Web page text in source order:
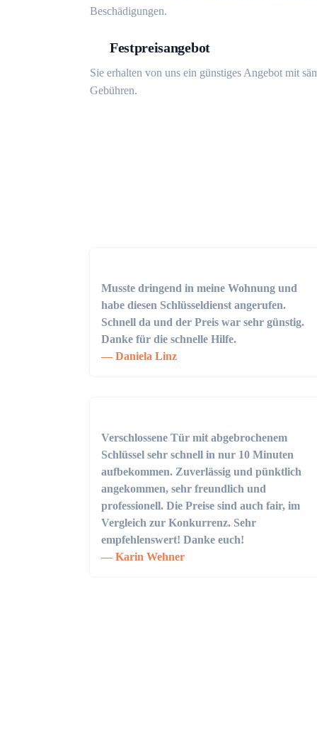
Beschädigungen.
Festpreisangebot
Sie erhalten von uns ein günstiges Angebot mit
Gebühren.
Musste dringend in meine Wohnung und
habe diesen Schlüsseldienst angerufen.
Schnell da und der Preis war sehr günstig.
Danke für die schnelle Hilfe.
Daniela Linz
Verschlossene Tür mit abgebrochenem
Schlüssel sehr schnell in nur 10 Minuten
aufbekommen. Zuverlässig und pünktlich
angekommen, sehr freundlich und
professionell. Die Preise sind auch fair, im
Vergleich zur Konkurrenz. Sehr
empfehlenswert! Danke euch!
Karin Wehner